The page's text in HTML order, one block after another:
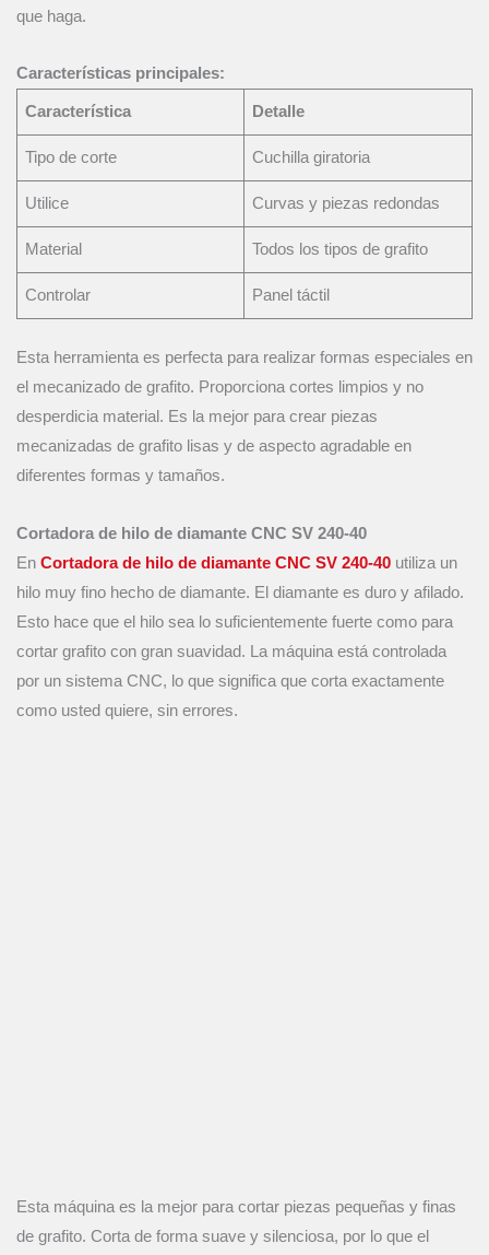
que haga.
Características principales:
Característica Detalle
Tipo de corte Cuchilla giratoria
Utilice Curvas y piezas redondas
Material Todos los tipos de grafito
Controlar Panel táctil
Esta herramienta es perfecta para realizar formas especiales en
el mecanizado de grafito. Proporciona cortes limpios y no
desperdicia material. Es la mejor para crear piezas
mecanizadas de grafito lisas y de aspecto agradable en
diferentes formas y tamaños.
Cortadora de hilo de diamante CNC SV 240-40
En Cortadora de hilo de diamante CNC SV 240-40 utiliza un
hilo muy fino hecho de diamante. El diamante es duro y afilado.
Esto hace que el hilo sea lo suficientemente fuerte como para
cortar grafito con gran suavidad. La máquina está controlada
por un sistema CNC, lo que significa que corta exactamente
como usted quiere, sin errores.
Esta máquina es la mejor para cortar piezas pequeñas y finas
de grafito. Corta de forma suave y silenciosa, por lo que el